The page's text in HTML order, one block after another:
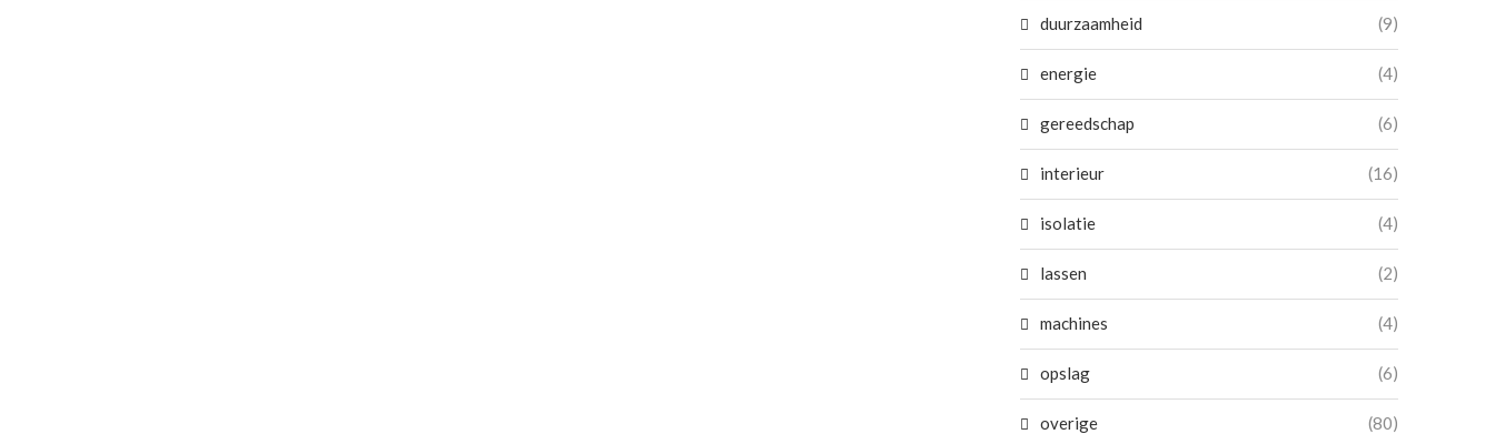
duurzaamheid (9)
energie (4)
gereedschap (6)
interieur (16)
isolatie (4)
lassen (2)
machines (4)
opslag (6)
overige (80)